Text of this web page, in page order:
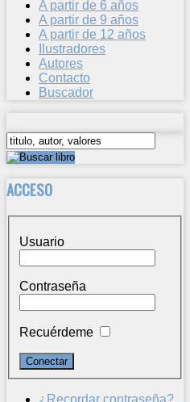
A partir de 6 años
A partir de 9 años
A partir de 12 años
Ilustradores
Autores
Contacto
Buscador
ACCESO
Usuario
Contraseña
Recuérdeme
¿Recordar contraseña?